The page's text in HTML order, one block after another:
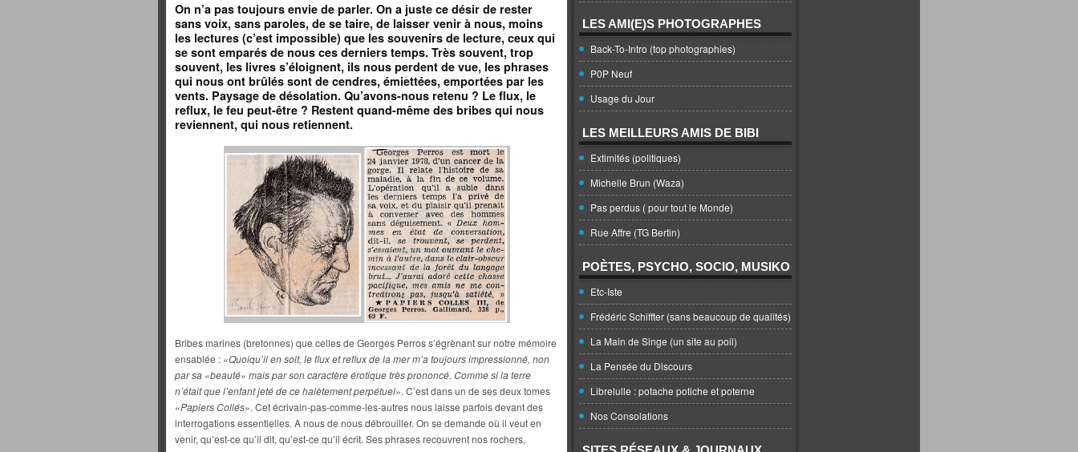
On n’a pas toujours envie de parler. On a juste ce désir de rester
sans voix, sans paroles, de se taire, de laisser venir à nous, moins
les lectures (c’est impossible) que les souvenirs de lecture, ceux qui
se sont emparés de nous ces derniers temps. Très souvent, trop
souvent, les livres s’éloignent, ils nous perdent de vue, les phrases
qui nous ont brûlés sont de cendres, émiettées, emportées par les
vents. Paysage de désolation. Qu’avons-nous retenu ? Le flux, le
reflux, le feu peut-être ? Restent quand-même des bribes qui nous
reviennent, qui nous retiennent.
Bribes marines (bretonnes) que celles de Georges Perros s’égrènant sur notre mémoire
ensablée : «Quoiqu’il en soit, le flux et reflux de la mer m’a toujours impressionné, non
par sa «beauté» mais par son caractère érotique très prononcé. Comme si la terre
n’était que l’enfant jeté de ce halètement perpétuel». C’est dans un de ses deux tomes
«Papiers Collés». Cet écrivain-pas-comme-les-autres nous laisse parfois devant des
interrogations essentielles. A nous de nous débrouiller. On se demande où il veut en
venir, qu’est-ce qu’il dit, qu’est-ce qu’il écrit. Ses phrases recouvrent nos rochers,
LES AMI(E)S PHOTOGRAPHES
Back-To-Intro (top photographies)
P0P Neuf
Usage du Jour
LES MEILLEURS AMIS DE BIBI
Extimités (politiques)
Michelle Brun (Waza)
Pas perdus ( pour tout le Monde)
Rue Affre (TG Bertin)
POÈTES, PSYCHO, SOCIO, MUSIKO
Etc-Iste
Frédéric Schiffter (sans beaucoup de qualités)
La Main de Singe (un site au poil)
La Pensée du Discours
Librelulle : potache potiche et poterne
Nos Consolations